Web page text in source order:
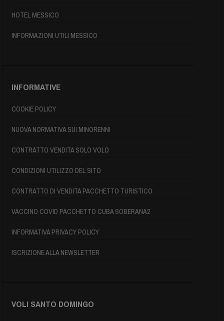
HOTEL MESSICO
INFORMAZIONI UTILI MESSICO
INFORMATIVE
COOKIE POLICY
NUOVA NORMATIVA SUI MINORENNI
CONTRATTO VENDITA SOLO VOLO
CONDIZIONI UTILIZZO DEL SITO
CONTRATTO DI VENDITA PACCHETTO TURISTICO
VACCINO COVID PACCHETTO CUBA SOBERANA2
INFORMATIVA PRIVACY POLICY
ISCRIZIONE ALLA NEWSLETTER
VOLI SANTO DOMINGO